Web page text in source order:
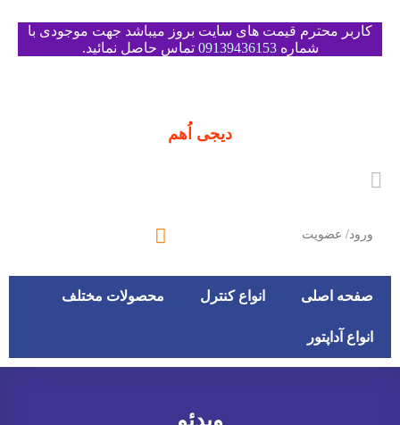
کاربر محترم قیمت های سایت بروز میباشد جهت موجودی با
شماره09139436153 تماس حاصل نمائید.
دیجی اُهم
ورود/ عضویت
صفحه اصلی انواع کنترل محصولات مختلف
انواع آداپتور
ویدئو